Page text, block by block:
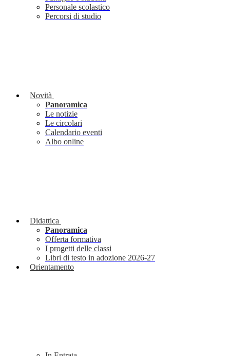
Personale scolastico
Percorsi di studio
Novità
Panoramica
Le notizie
Le circolari
Calendario eventi
Albo online
Didattica
Panoramica
Offerta formativa
I progetti delle classi
Libri di testo in adozione 2026-27
Orientamento